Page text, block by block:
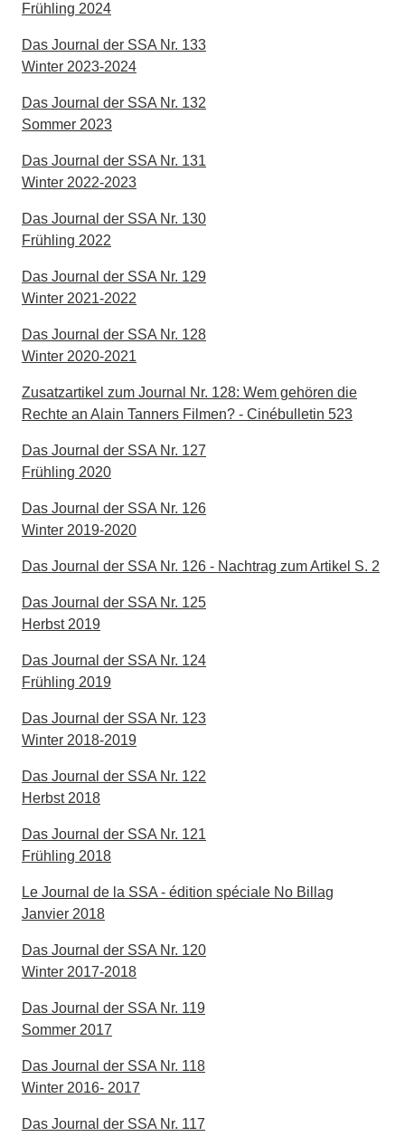
Frühling 2024
Das Journal der SSA Nr. 133
Winter 2023-2024
Das Journal der SSA Nr. 132
Sommer 2023
Das Journal der SSA Nr. 131
Winter 2022-2023
Das Journal der SSA Nr. 130
Frühling 2022
Das Journal der SSA Nr. 129
Winter 2021-2022
Das Journal der SSA Nr. 128
Winter 2020-2021
Zusatzartikel zum Journal Nr. 128: Wem gehören die
Rechte an Alain Tanners Filmen? - Cinébulletin 523
Das Journal der SSA Nr. 127
Frühling 2020
Das Journal der SSA Nr. 126
Winter 2019-2020
Das Journal der SSA Nr. 126 - Nachtrag zum Artikel S. 2
Das Journal der SSA Nr. 125
Herbst 2019
Das Journal der SSA Nr. 124
Frühling 2019
Das Journal der SSA Nr. 123
Winter 2018-2019
Das Journal der SSA Nr. 122
Herbst 2018
Das Journal der SSA Nr. 121
Frühling 2018
Le Journal de la SSA - édition spéciale No Billag
Janvier 2018
Das Journal der SSA Nr. 120
Winter 2017-2018
Das Journal der SSA Nr. 119
Sommer 2017
Das Journal der SSA Nr. 118
Winter 2016- 2017
Das Journal der SSA Nr. 117